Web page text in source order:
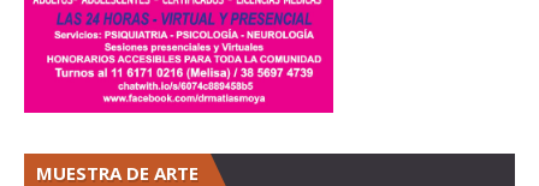
MUESTRA DE ARTE